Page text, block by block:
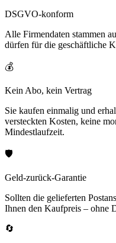
DSGVO-konform
Alle Firmendaten stammen
dürfen für die geschäftliche
💰
Kein Abo, kein Vertrag
Sie kaufen einmalig und
versteckten Kosten, keine
Mindestlaufzeit.
🛡️
Geld-zurück-Garantie
Sollten die gelieferten
Ihnen den Kaufpreis – ohne
🔄